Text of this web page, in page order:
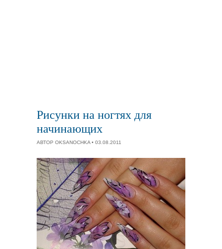
Рисунки на ногтях для
начинающих
АВТОР OKSANOCHKA • 03.08.2011